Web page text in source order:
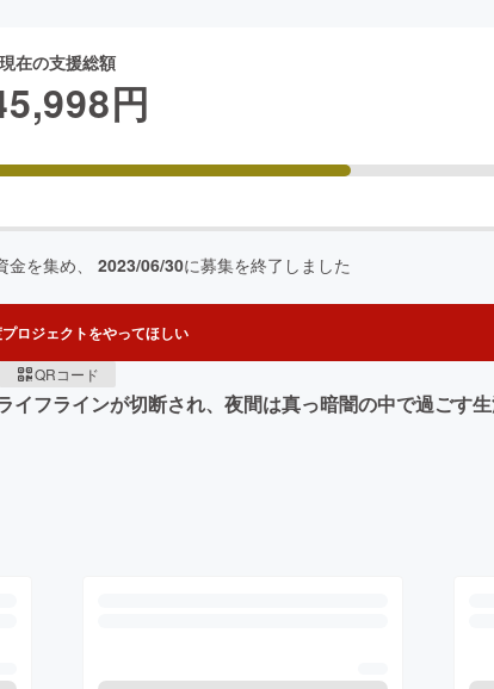
現在の支援総額
円
金を集め、 2023/06/30に募集を終了しました
ロジェクトをやってほしい
QRコード
フラインが切断され、夜間は真っ暗闇の中で過ごす